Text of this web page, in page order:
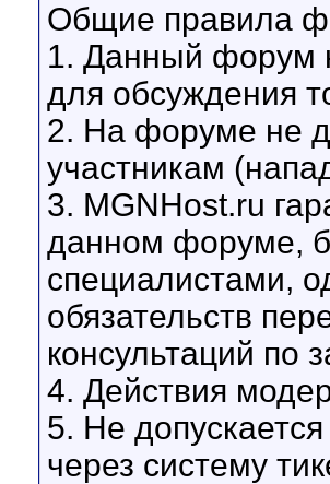
Общие правила
1. Данный форум
для обсуждения
2. На форуме не
участникам
3. MGNHost.ru
данном форуме,
специалистами,
обязательств
консультаций
4. Действия
5. Не
через систему